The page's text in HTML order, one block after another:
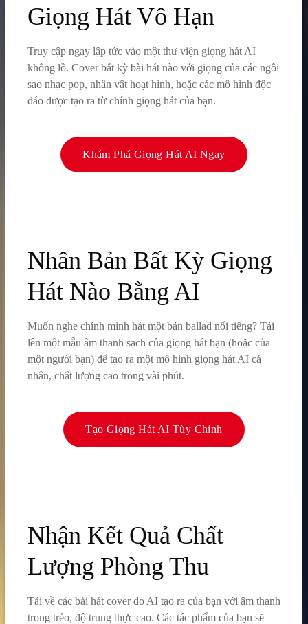
Giọng Hát Vô Hạn
Truy cập ngay lập tức vào một thư viện giọng hát AI
khổng lồ. Cover bất kỳ bài hát nào với giọng của các ngôi
sao nhạc pop, nhân vật hoạt hình, hoặc các mô hình độc
đáo được tạo ra từ chính giọng hát của bạn.
Khám Phá Giọng Hát AI Ngay
Nhân Bản Bất Kỳ Giọng
Hát Nào Bằng AI
Muốn nghe chính mình hát một bản ballad nổi tiếng? Tải
lên một mẫu âm thanh sạch của giọng hát bạn (hoặc của
một người bạn) để tạo ra một mô hình giọng hát AI cá
nhân, chất lượng cao trong vài phút.
Tạo Giọng Hát AI Tùy Chỉnh
Nhận Kết Quả Chất
Lượng Phòng Thu
Tải về các bài hát cover do AI tạo ra của bạn với âm thanh
trong trẻo, độ trung thực cao. Các tác phẩm của bạn sẽ